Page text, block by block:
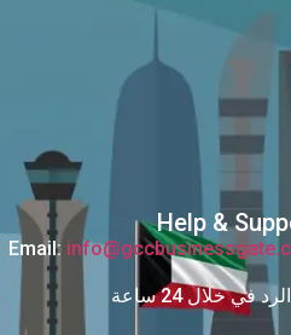
Help &
Email:
في خلال 24 ساعة